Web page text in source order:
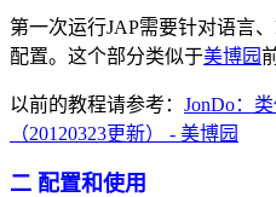
第一次运行JAP需要针对语言
配置。这个部分类似于美博园
以前的教程请参考： JonDo：
（20120323更新） - 美博园
二 配置和使用